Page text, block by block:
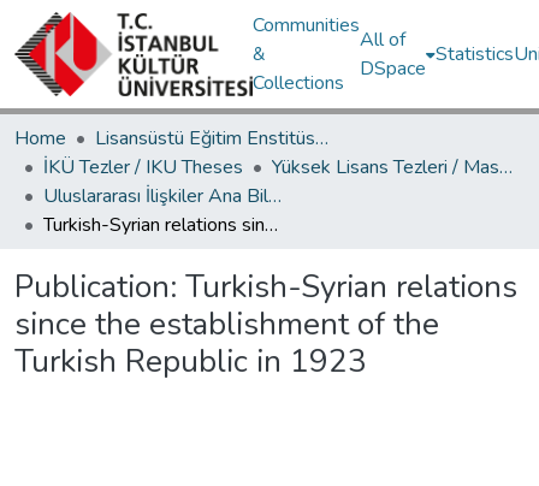
Communities
&
Collections
All of
DSpace
Statistics
Home
Lisansüstü Eğitim Enstitüsü / Postgraduate Education Institute
İKÜ Tezler / IKU Theses
Yüksek Lisans Tezleri / Master's Theses
Uluslararası İlişkiler Ana Bilim Dalı / Department of International Relations
Turkish-Syrian relations since the establishment of the Turkish Republic in 1923
Publication: Turkish-Syrian relations
since the establishment of the
Turkish Republic in 1923